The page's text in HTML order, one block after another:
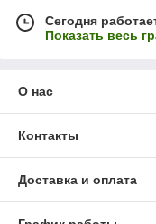
Сегодня
Показать весь
О нас
Контакты
Доставка и оплата